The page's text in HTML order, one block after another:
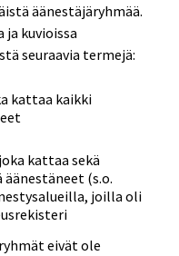
äänestäjäryhmää.
ja kuvioissa
seuraavia termejä:
kattaa kaikki
kattaa sekä
(s.o.
joilla oli
eivät ole